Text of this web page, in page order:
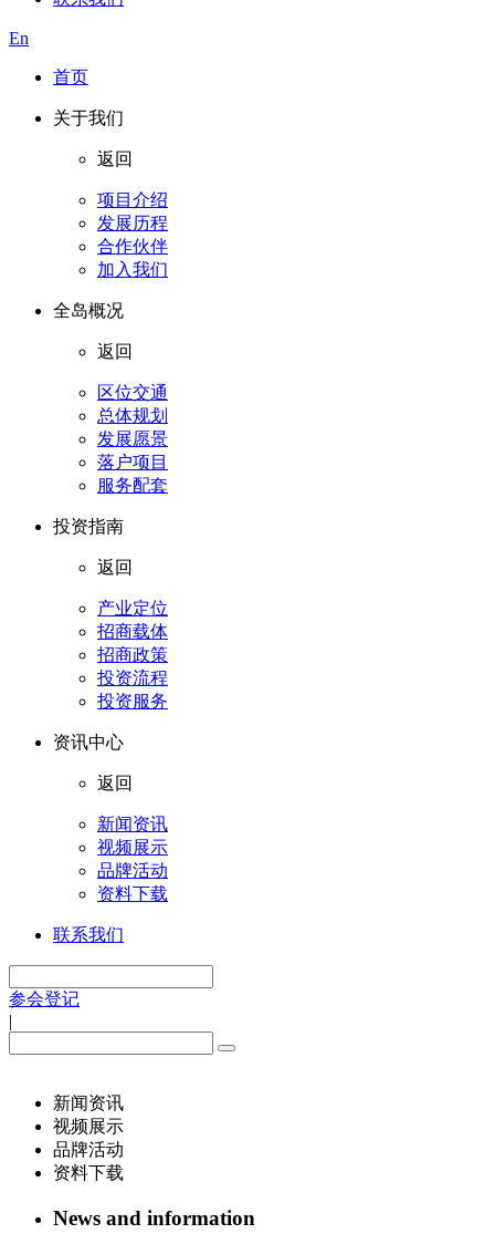
En
首页
关于我们
返回
项目介绍
发展历程
合作伙伴
加入我们
全岛概况
返回
区位交通
总体规划
发展愿景
落户项目
服务配套
投资指南
返回
产业定位
招商载体
招商政策
投资流程
投资服务
资讯中心
返回
新闻资讯
视频展示
品牌活动
资料下载
联系我们
参会登记
|
新闻资讯
视频展示
品牌活动
资料下载
News and information